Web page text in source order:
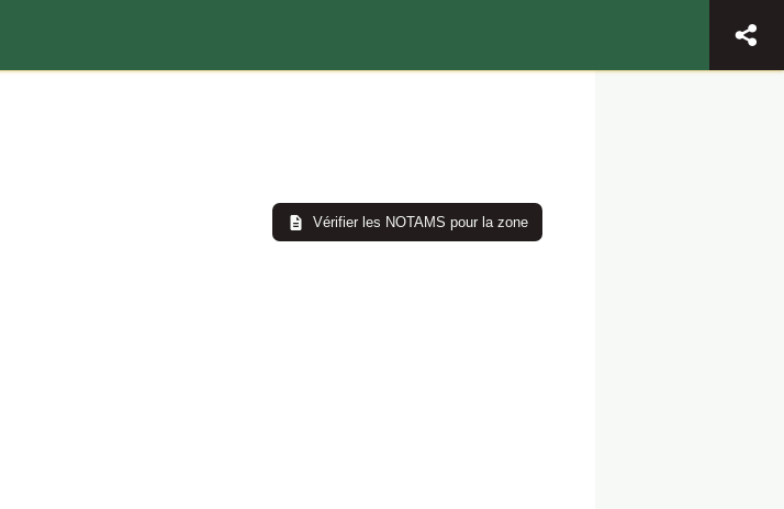
Vérifier les NOTAMS pour la zone